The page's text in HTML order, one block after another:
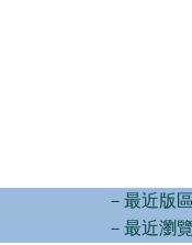
－最近版
－最近瀏